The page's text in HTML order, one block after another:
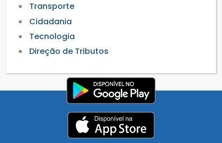
Transporte
Cidadania
Tecnologia
Direção de Tributos